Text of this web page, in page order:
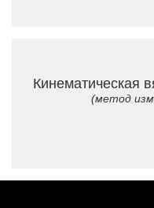
Кинематическая
(метод